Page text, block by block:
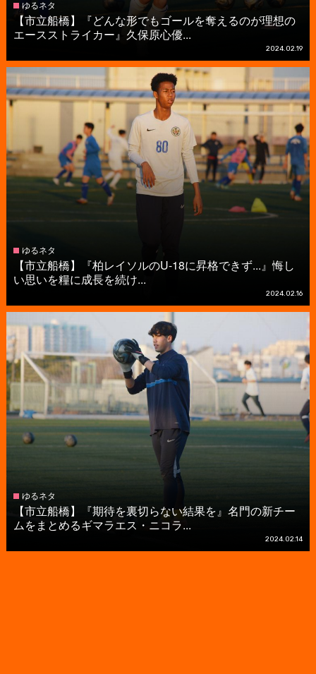
ゆるネタ
【市立船橋】『どんな形でもゴールを奪えるのが理想の
エースストライカー』久保原心優...
2024.02.19
ゆるネタ
【市立船橋】『柏レイソルのU-18に昇格できず...』悔し
い思いを糧に成長を続け...
2024.02.16
ゆるネタ
【市立船橋】『期待を裏切らない結果を』名門の新チー
ムをまとめるギマラエス・ニコラ...
2024.02.14